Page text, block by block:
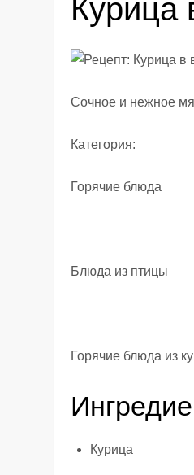
Курица
Сочное и нежное
Категория:
Горячие блюда
Блюда из птицы
Горячие блюда из
Курица